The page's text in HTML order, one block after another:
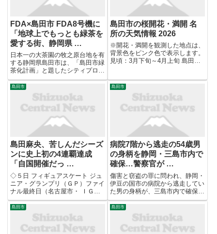
FDA×島田市 FDA8号機に
「地球上でもっとも緑茶を
愛する街、静岡県 …
日本一の大茶園の牧之原台地を有
する静岡県島田市は、「島田市緑
茶化計画」と題したシティプロモ
ーション活動を展開しており、こ
のたび、株式会社フジドリームエ
アラインズ(略称:FDA、本社:静岡
県静岡市、代表取締役社長:楠瀬
俊一)とネーミングライ...
島田市の桜開花・満開 名
所の天気情報 2026
※開花・満開を観測した地点は、
背景色をピンク色で表示します。
見頃：3月下旬～4月上旬 島田市
月下旬から4月上旬にかけて、大
井川鐵道沿いの桜トンネル、家山
川沿いの緑地公... ※桜...
島田市
島田麻央、苦しんだシーズ
ンに史上初の4連覇達成
「自国開催だっ …
◇５日 フィギュアスケート ジュ
ニア・グランプリ（ＧＰ）ファイ
ナル最終日（名古屋市・ ＩＧア
リーナ ） 女子は、世界ジュニ
ア選手権３連覇中で今季全日本ジ
ュニア選手権女王の 島田麻央
（１７）＝木下グループ＝がシー
ズンベストの合計２１８・１...
島田市
病院7階から逃走の54歳男
の身柄を静岡・三島市内で
確保…警察官が …
傷害と窃盗の罪に問われ、静岡・
伊豆の国市の病院から逃走してい
た男の身柄が、三島市内で確保さ
れました。身柄が確保されたのは
島田健太郎被告（54）です。
2025年9月、スーパーで食品を盗
み警備員にけがをさせたとして、
傷害と窃盗の罪に問われ、起訴...
島田市 島田市